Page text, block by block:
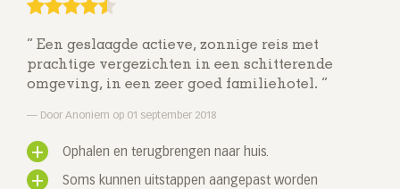
Een geslaagde actieve, zonnige reis met
prachtige vergezichten in een schitterende
omgeving, in een zeer goed familiehotel.
Door Anoniem op 01 september 2018
Ophalen en terugbrengen naar huis.
Soms kunnen uitstappen aangepast worden